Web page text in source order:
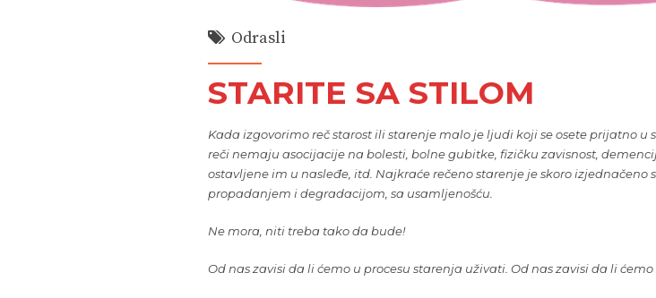
Odrasli
STARITE SA STILOM
Kada izgovorimo reč starost ili starenje malo je ljudi koji se osete prijatno u
reči nemaju asocijacije na bolesti, bolne gubitke, fizičku zavisnost,
ostavljene im u nasleđe, itd. Najkraće rečeno starenje je skoro izjednačeno
propadanjem i degradacijom, sa usamljenošću.
Ne mora, niti treba tako da bude!
Od nas zavisi da li ćemo u procesu starenja uživati. Od nas zavisi da li